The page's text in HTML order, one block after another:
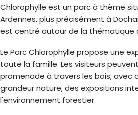
Chlorophylle est un parc à thème
Ardennes, plus précisément à
est centré autour de la thématique
Le Parc Chlorophylle propose une
toute la famille. Les visiteurs
promenade à travers les bois, avec
grandeur nature, des expositions
l'environnement forestier.